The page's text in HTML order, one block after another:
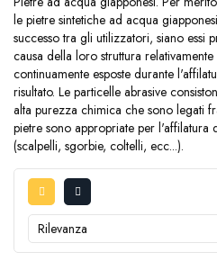
le pietre sintetiche ad acqua
successo tra gli utilizzatori, siano essi
causa della loro struttura
continuamente esposte durante
risultato. Le particelle abrasive
alta purezza chimica che sono legati
pietre sono appropriate per l'affilatura
(scalpelli, sgorbie, coltelli, ecc...).
Rilevanza